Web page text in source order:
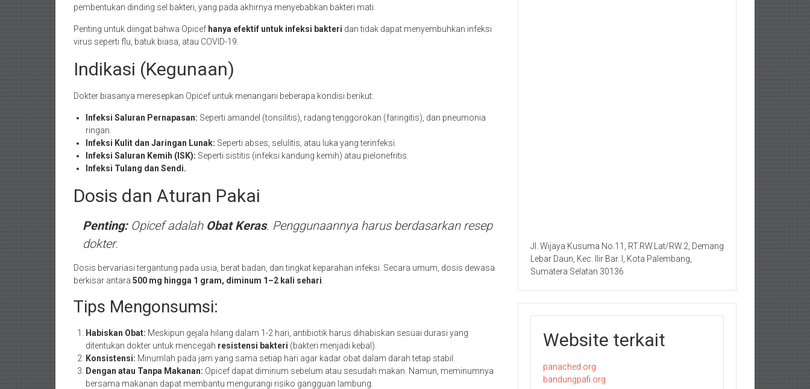
pembentukan dinding sel bakteri, yang pada akhirnya menyebabkan bakteri mati.
Penting untuk diingat bahwa Opicef hanya efektif untuk infeksi bakteri dan tidak dapat menyembuhkan infeksi
virus seperti flu, batuk biasa, atau COVID-19.
Indikasi (Kegunaan)
Dokter biasanya meresepkan Opicef untuk menangani beberapa kondisi berikut:
Infeksi Saluran Pernapasan: Seperti amandel (tonsilitis), radang tenggorokan (faringitis), dan pneumonia
ringan.
Infeksi Kulit dan Jaringan Lunak: Seperti abses, selulitis, atau luka yang terinfeksi.
Infeksi Saluran Kemih (ISK): Seperti sistitis (infeksi kandung kemih) atau pielonefritis.
Infeksi Tulang dan Sendi.
Dosis dan Aturan Pakai
Penting:Opicef adalah Obat Keras. Penggunaannya harus berdasarkan resep
dokter.
Dosis bervariasi tergantung pada usia, berat badan, dan tingkat keparahan infeksi. Secara umum, dosis dewasa
berkisar antara 500 mg hingga 1 gram, diminum 1–2 kali sehari
Tips Mengonsumsi:
Habiskan Obat: Meskipun gejala hilang dalam 1-2 hari, antibiotik harus dihabiskan sesuai durasi yang
ditentukan dokter untuk mencegah resistensi bakteri (bakteri menjadi kebal).
Konsistensi: Minumlah pada jam yang sama setiap hari agar kadar obat dalam darah tetap stabil.
Dengan atau Tanpa Makanan: Opicef dapat diminum sebelum atau sesudah makan. Namun, meminumnya
bersama makanan dapat membantu mengurangi risiko gangguan lambung.
Jl. Wijaya Kusuma No.11, RT.RW.Lat/RW.2, Demang
Lebar Daun, Kec. Ilir Bar. I, Kota Palembang,
Sumatera Selatan 30136
Website terkait
panached.org
bandungpafi.org